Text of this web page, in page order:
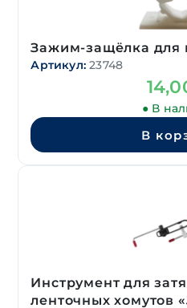
Зажим-защёлка для
Артикул: 23748
● В
В
Инструмент для
ленточных хомутов